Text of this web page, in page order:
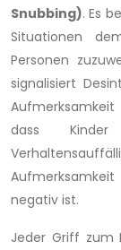
Snubbing). Es
Situationen
Personen
signalisiert
dass Kinder
negativ ist.
Jeder Griff zum